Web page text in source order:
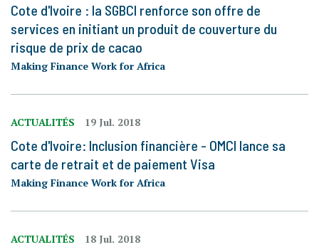
Cote d'Ivoire : la SGBCI renforce son offre de
services en initiant un produit de couverture du
risque de prix de cacao
Making Finance Work for Africa
ACTUALITÉS 19 Jul. 2018
Cote d'Ivoire: Inclusion financière - OMCI lance sa
carte de retrait et de paiement Visa
Making Finance Work for Africa
ACTUALITÉS 18 Jul. 2018